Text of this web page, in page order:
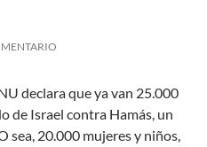
declara que ya van 25.000
de Israel contra Hamás, un
sea, 20.000 mujeres y niños,